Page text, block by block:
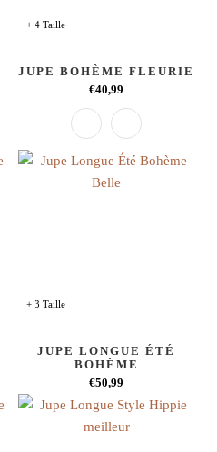
+ 4 Taille
JUPE BOHÈME FLEURIE
€40,99
+ 3 Taille
JUPE LONGUE ÉTÉ
BOHÈME
€50,99